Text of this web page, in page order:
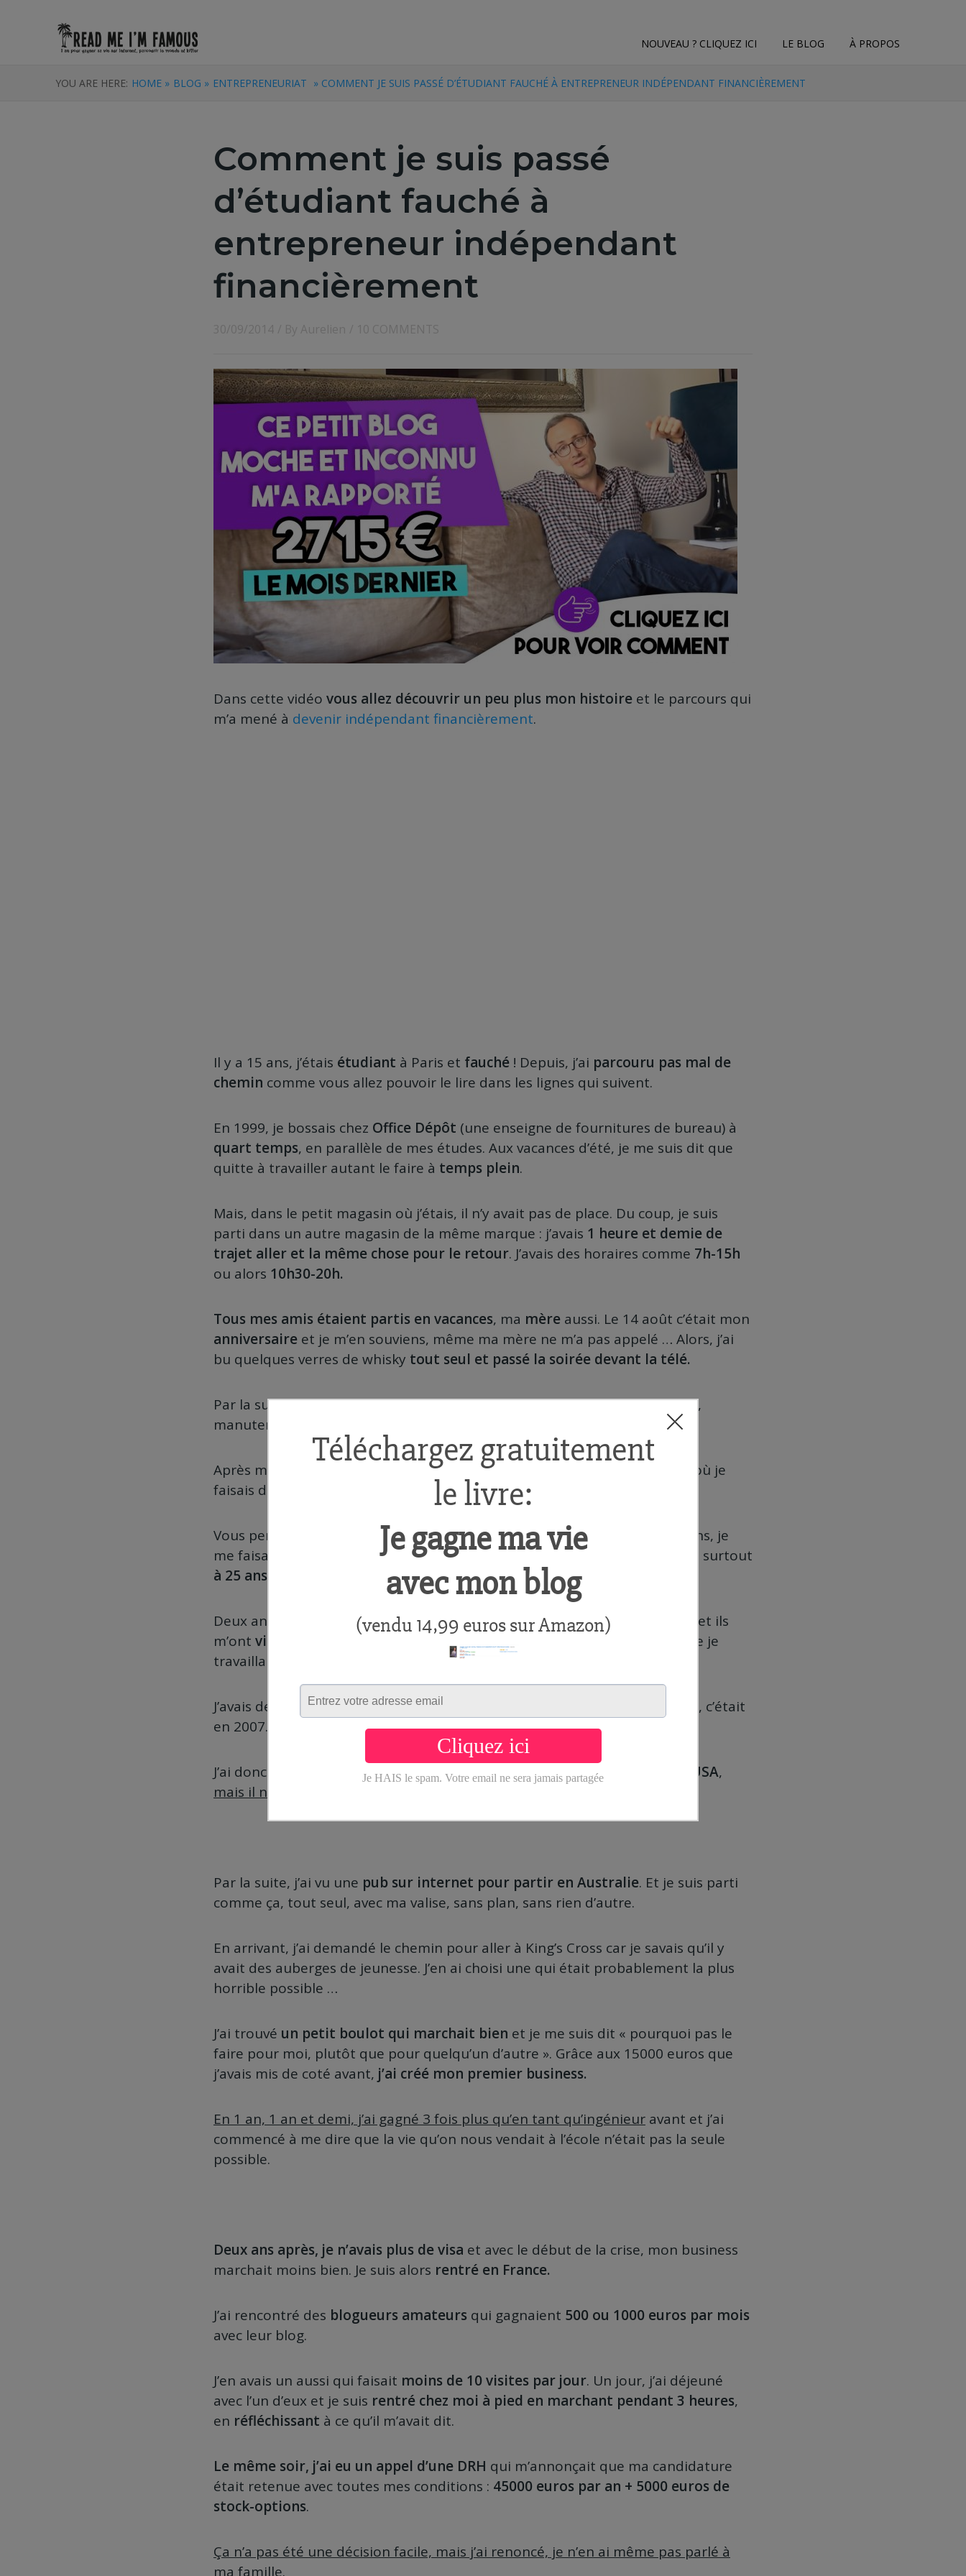
NOUVEAU ? CLIQUEZ ICI LE BLOG À PROPOS
YOU ARE HERE: HOME » BLOG » ENTREPRENEURIAT » COMMENT JE SUIS PASSÉ D’ÉTUDIANT FAUCHÉ À ENTREPRENEUR INDÉPENDANT FINANCIÈREMENT
Comment je suis passé
d’étudiant fauché à
entrepreneur indépendant
financièrement
30/09/2014 / By Aurelien / 10 COMMENTS
Dans cette vidéo vous allez découvrir un peu plus mon histoire et le parcours qui
m’a mené à devenir indépendant financièrement.
Il y a 15 ans, j’étais étudiant à Paris et fauché ! Depuis, j’ai parcouru pas mal de
chemin comme vous allez pouvoir le lire dans les lignes qui suivent.
En 1999, je bossais chez Office Dépôt (une enseigne de fournitures de bureau) à
quart temps, en parallèle de mes études. Aux vacances d’été, je me suis dit que
quitte à travailler autant le faire à temps plein.
Mais, dans le petit magasin où j’étais, il n’y avait pas de place. Du coup, je suis
parti dans un autre magasin de la même marque : j’avais 1 heure et demie de
trajet aller et la même chose pour le retour. J’avais des horaires comme 7h-15h
ou alors 10h30-20h.
Tous mes amis étaient partis en vacances, ma mère aussi. Le 14 août c’était mon
anniversaire et je m’en souviens, même ma mère ne m’a pas appelé … Alors, j’ai
bu quelques verres de whisky tout seul et passé la soirée devant la télé.
Par la suite, j’ai fait plein de petits boulots pendant mes études : plombier,
manutentionnaire …
Après mes études, j’ai commencé à bosser en 2004 dans une petite boîte où je
faisais des heures sup et des astreintes de nuit.
Vous penserez peut-être que ce n’est pas top pour unbac +5
mais au moins, je
me faisais
3000 net par mois , ce qui n’était pas mal du tout il y a 10 ans et surtout
à 25 ans.
Deux ans et demi après, je suis passé commercial mais ça n’a pas marché et ils
m’ont viré au bout de 6 mois soulagement
parce que je
travaillais très dur, avec
beaucoup de pression
J’avais des amies américaines qui m’ont dit «
», c’était
en 2007.
J’ai donc refusé un boulotdans une boîte d’hébergementpour aller aux USA,
mais il n’y avait plus de visa de travail
Par la suite, j’ai vu une pub sur internet pour partir en Australie. Et je suis parti
comme ça, tout seul, avec ma valise, sans plan, sans rien d’autre.
En arrivant, j’ai demandé le chemin pour aller à King’s Cross car je savais qu’il y
avait des auberges de jeunesse. J’en ai choisi une qui était probablement la plus
horrible possible …
J’ai trouvé un petit boulot qui marchait bien et je me suis dit « pourquoi pas le
faire pour moi, plutôt que pour quelqu’un d’autre ». Grâce aux 15000 euros que
j’avais mis de coté avant, j’ai créé mon premier business.
En 1 an, 1 an et demi, j’ai gagné 3 fois plus qu’en tant qu’ingénieur avant et j’ai
commencé à me dire que la vie qu’on nous vendait à l’école n’était pas la seule
possible.
Deux ans après, je n’avais plus de visa et avec le début de la crise, mon business
marchait moins bien. Je suis alors rentré en France.
J’ai rencontré des blogueurs amateurs qui gagnaient 500 ou 1000 euros par mois
avec leur blog.
J’en avais un aussi qui faisait moins de 10 visites par jour. Un jour, j’ai déjeuné
avec l’un d’eux et je suis rentré chez moi à pied en marchant pendant 3 heures,
en réfléchissant à ce qu’il m’avait dit.
Le même soir, j’ai eu un appel d’une DRH qui m’annonçait que ma candidature
était retenue avec toutes mes conditions : 45000 euros par an + 5000 euros de
stock-options.
Ça n’a pas été une décision facile, mais j’ai renoncé, je n’en ai même pas parlé à
ma famille.